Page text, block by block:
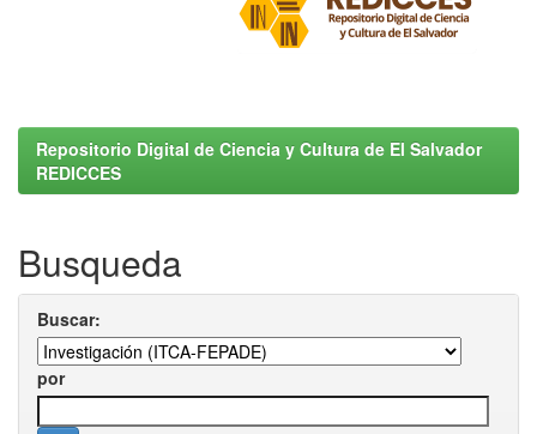
Repositorio Digital de Ciencia y Cultura de El Salvador
REDICCES
Busqueda
Buscar:
por